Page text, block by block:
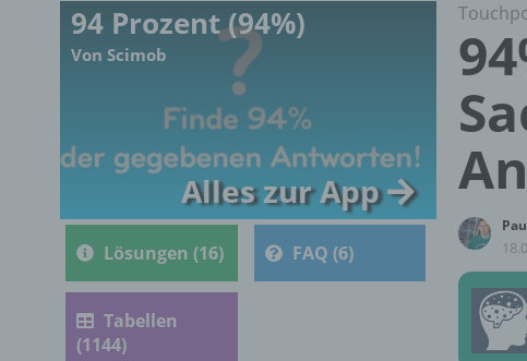
94 Prozent (94%)
Von Scimob
Alles zur App
Lösungen (16) FAQ (6)
Tabellen
(1144)